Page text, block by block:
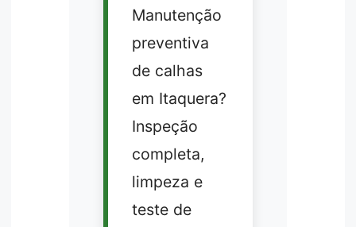
Manutenção
preventiva
de calhas
em Itaquera?
Inspeção
completa,
limpeza e
teste de